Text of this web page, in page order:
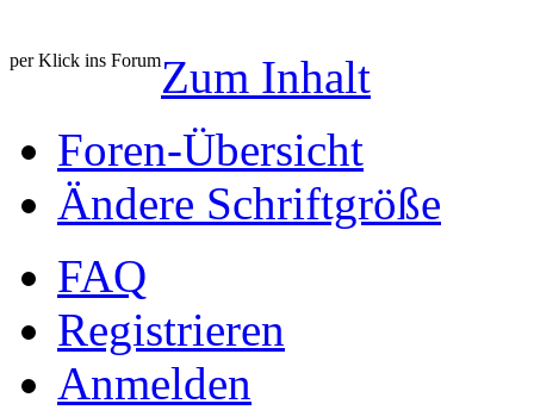
per Klick ins ForumZum Inhalt
Foren-Übersicht
Ändere Schriftgröße
FAQ
Registrieren
Anmelden